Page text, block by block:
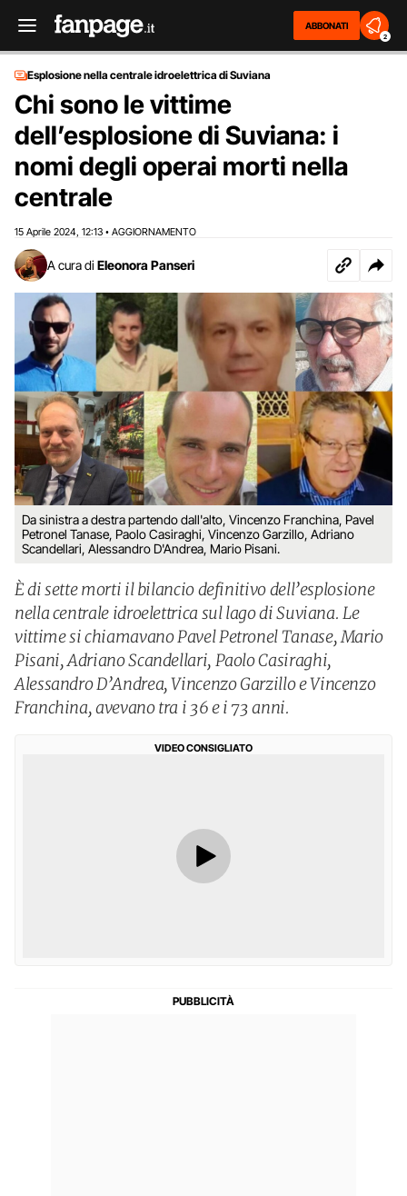
ABBONATI
2
Esplosione nella centrale idroelettrica di Suviana
Chi sono le vittime
dell’esplosione di Suviana: i
nomi degli operai morti nella
centrale
15 Aprile 2024 12:13 • AGGIORNAMENTO
A cura di Eleonora Panseri
Da sinistra a destra partendo dall'alto, Vincenzo Franchina, Pavel
Petronel Tanase, Paolo Casiraghi, Vincenzo Garzillo, Adriano
Scandellari, Alessandro D'Andrea, Mario Pisani.
È di sette morti il bilancio definitivo dell’esplosione
nella centrale idroelettrica sul lago di Suviana. Le
vittime si chiamavano Pavel Petronel Tanase, Mario
Pisani, Adriano Scandellari, Paolo Casiraghi,
Alessandro D’Andrea, Vincenzo Garzillo e Vincenzo
Franchina, avevano tra i 36 e i 73 anni.
VIDEO CONSIGLIATO